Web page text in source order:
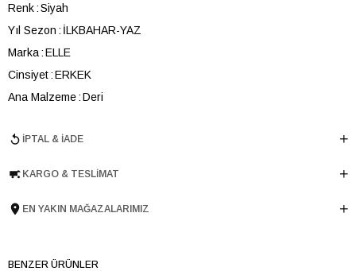
Renk Siyah
Yıl Sezon
İLKBAHAR-YAZ
Marka ELLE
Cinsiyet ERKEK
Ana Malzeme Deri
Topuk Boyu 3 cm
Taban Yüksekliği 3 cm
İPTAL & İADE
KARGO & TESLIMAT
EN YAKIN MAĞAZALARIMIZ
BENZER ÜRÜNLER